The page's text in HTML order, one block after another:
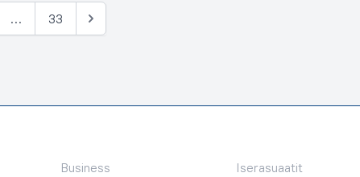
… 33
Tullia
Business
Iserasuaatit